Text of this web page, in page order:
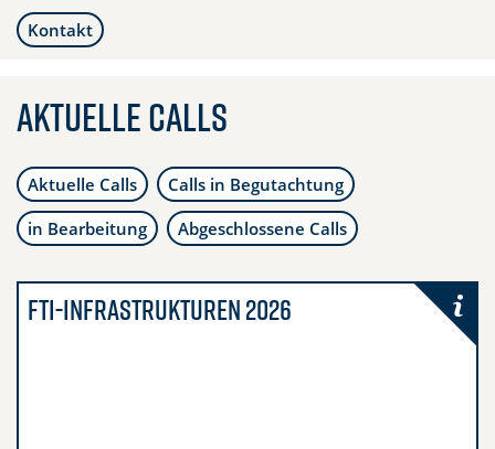
Kontakt
Aktuelle Calls
Aktuelle Calls
Calls in Begutachtung
in Bearbeitung
Abgeschlossene Calls
FTI-Infrastrukturen 2026